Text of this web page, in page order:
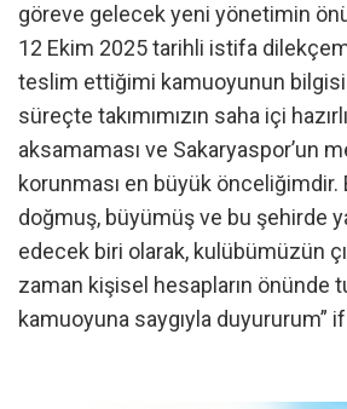
göreve gelecek yeni yönetimin
12 Ekim 2025 tarihli istifa
teslim ettiğimi kamuoyunun
süreçte takımımızın saha içi
aksamaması ve Sakaryaspor’un
korunması en büyük önceliğimdir.
doğmuş, büyümüş ve bu şehirde
edecek biri olarak, kulübümüzün
zaman kişisel hesapların önünde
kamuoyuna saygıyla duyururum”